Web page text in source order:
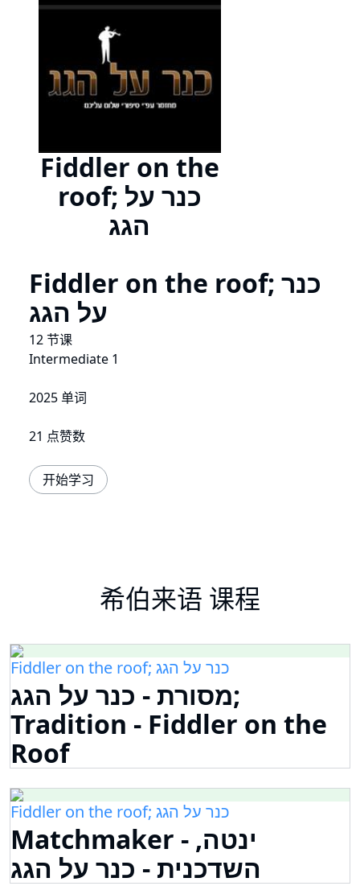
Fiddler on the
roof; כנר על
הגג
Fiddler on the roof; כנר
על הגג
12 节课
Intermediate 1
2025 单词
21 点赞数
开始学习
希伯来语 课程
Fiddler on the roof; כנר על הגג
מסורת - כנר על הגג;
Tradition - Fiddler on the
Roof
Fiddler on the roof; כנר על הגג
Matchmaker - ינטה,
השדכנית - כנר על הגג